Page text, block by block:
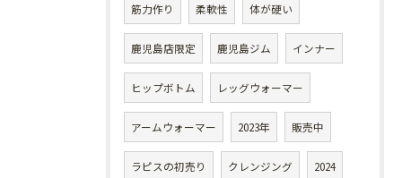
筋力作り 柔軟性 体が硬い
鹿児島店限定 鹿児島ジム インナー
ヒップボトム レッグウォーマー
アームウォーマー 2023年 販売中
ラピスの初売り クレンジング 2024